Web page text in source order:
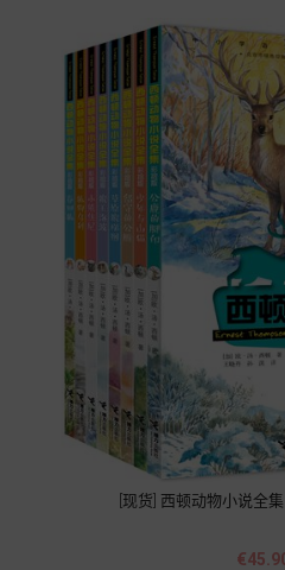
[现货] 西顿动物小说全
Price